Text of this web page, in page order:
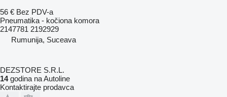
56 € Bez PDV-a
Pneumatika - kočiona komora
2147781 2192929
Rumunija, Suceava
DEZSTORE S.R.L.
14godina na Autoline
Kontaktirajte prodavca